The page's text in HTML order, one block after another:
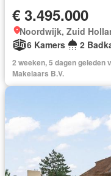
€ 3.495.000
Noordwijk, Zuid
6 Kamers
2
2 weeken, 5 dagen geleden
Makelaars B.V.